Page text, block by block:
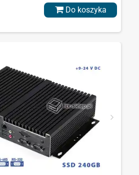
Do koszyka